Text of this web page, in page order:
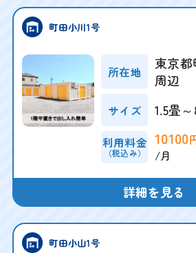
町田小川1号
所在地
東京都
周辺
サイズ 1.5畳
利用料金
（税込み）
10100
/月
詳細を見る
町田小山1号